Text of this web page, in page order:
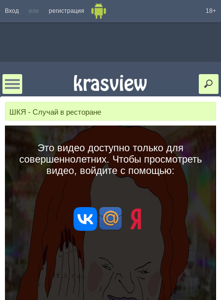
Вход или регистрация 18+
ШКЯ - Случай в ресторане
Это видео доступно только для
совершеннолетних. Чтобы просмотреть
видео, войдите с помощью: